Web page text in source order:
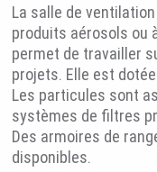
La salle de
produits aérosols ou
permet de travailler
projets. Elle est
Les particules sont
systèmes de filtres
Des armoires de
disponibles.